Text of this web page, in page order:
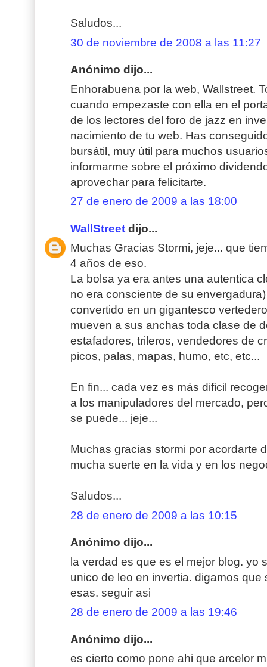
Saludos...
30 de noviembre de 2008 a las 11:27
Anónimo dijo...
Enhorabuena por la web, Wallstreet.
cuando empezaste con ella en el
de los lectores del foro de jazz en
nacimiento de tu web. Has
bursátil, muy útil para muchos
informarme sobre el próximo
aprovechar para felicitarte.
27 de enero de 2009 a las 18:00
WallStreet dijo...
Muchas Gracias Stormi, jeje... que
4 años de eso.
La bolsa ya era antes una autentica
no era consciente de su
convertido en un gigantesco
mueven a sus anchas toda clase de
estafadores, trileros, vendedores de
picos, palas, mapas, humo, etc, etc...
En fin... cada vez es más dificil
a los manipuladores del mercado,
se puede... jeje...
Muchas gracias stormi por acordarte
mucha suerte en la vida y en los
Saludos...
28 de enero de 2009 a las 10:15
Anónimo dijo...
la verdad es que es el mejor blog. yo
unico de leo en invertia. digamos que
esas. seguir asi
28 de enero de 2009 a las 19:46
Anónimo dijo...
es cierto como pone ahi que arcelor